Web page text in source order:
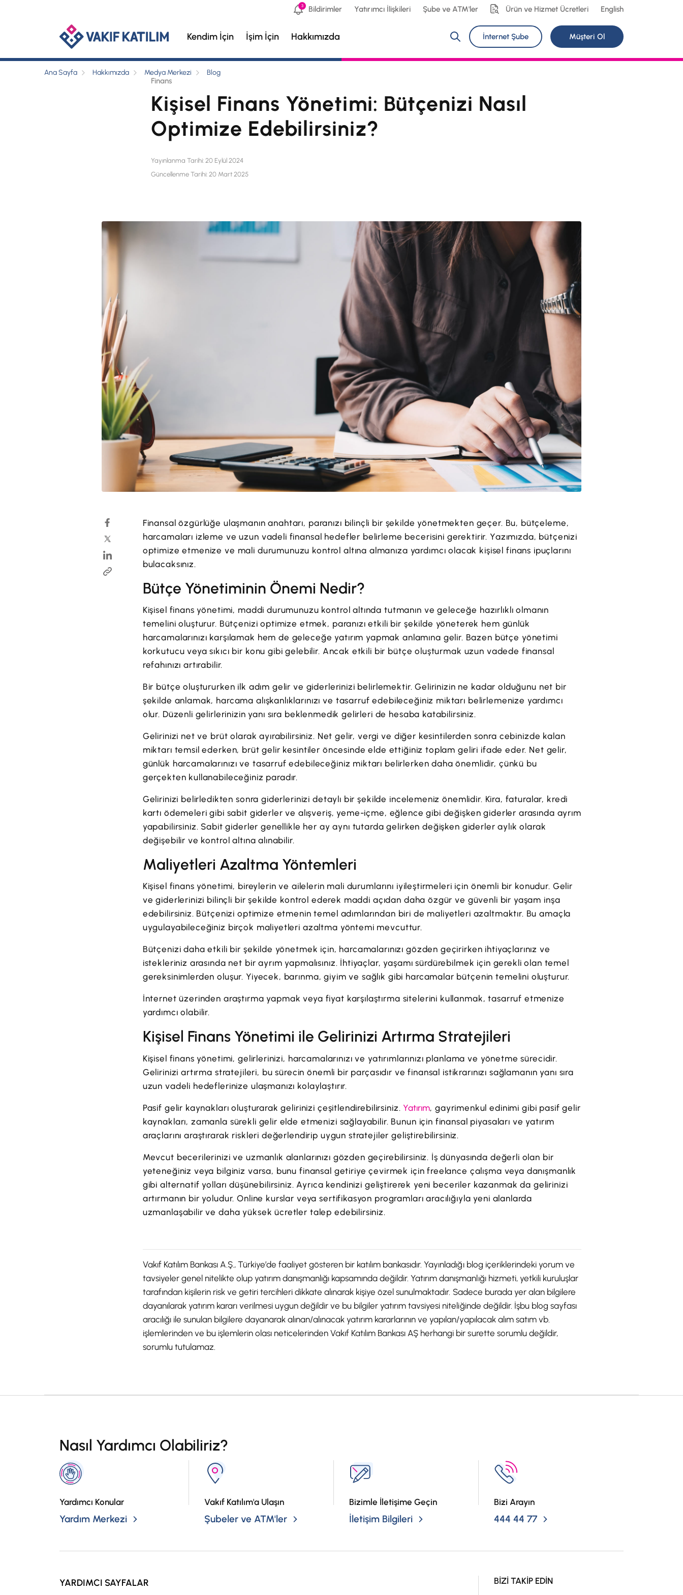
3 Bildirimler Yatırımcı İlişkileri Şube ve ATM'ler Ürün ve Hizmet Ücretleri English
Kendim İçin İşim İçin Hakkımızda İnternet Şube Müşteri Ol
Ana Sayfa Hakkımızda Medya Merkezi Blog
Finans
Kişisel Finans Yönetimi: Bütçenizi Nasıl
Optimize Edebilirsiniz?
Yayınlanma Tarihi: 20 Eylül 2024
Güncellenme Tarihi: 20 Mart 2025
Finansal özgürlüğe ulaşmanın anahtarı, paranızı bilinçli bir şekilde yönetmekten geçer. Bu, bütçeleme,
harcamaları izleme ve uzun vadeli finansal hedefler belirleme becerisini gerektirir. Yazımızda, bütçenizi
optimize etmenize ve mali durumunuzu kontrol altına almanıza yardımcı olacak kişisel finans ipuçlarını
bulacaksınız.
Bütçe Yönetiminin Önemi Nedir?
Kişisel finans yönetimi, maddi durumunuzu kontrol altında tutmanın ve geleceğe hazırlıklı olmanın
temelini oluşturur. Bütçenizi optimize etmek, paranızı etkili bir şekilde yöneterek hem günlük
harcamalarınızı karşılamak hem de geleceğe yatırım yapmak anlamına gelir. Bazen bütçe yönetimi
korkutucu veya sıkıcı bir konu gibi gelebilir. Ancak etkili bir bütçe oluşturmak uzun vadede finansal
refahınızı artırabilir.
Bir bütçe oluştururken ilk adım gelir ve giderlerinizi belirlemektir. Gelirinizin ne kadar olduğunu net bir
şekilde anlamak, harcama alışkanlıklarınızı ve tasarruf edebileceğiniz miktarı belirlemenize yardımcı
olur. Düzenli gelirlerinizin yanı sıra beklenmedik gelirleri de hesaba katabilirsiniz.
Gelirinizi net ve brüt olarak ayırabilirsiniz. Net gelir, vergi ve diğer kesintilerden sonra cebinizde kalan
miktarı temsil ederken, brüt gelir kesintiler öncesinde elde ettiğiniz toplam geliri ifade eder. Net gelir,
günlük harcamalarınızı ve tasarruf edebileceğiniz miktarı belirlerken daha önemlidir, çünkü bu
gerçekten kullanabileceğiniz paradır.
Gelirinizi belirledikten sonra giderlerinizi detaylı bir şekilde incelemeniz önemlidir. Kira, faturalar, kredi
kartı ödemeleri gibi sabit giderler ve alışveriş, yeme-içme, eğlence gibi değişken giderler arasında ayrım
yapabilirsiniz. Sabit giderler genellikle her ay aynı tutarda gelirken değişken giderler aylık olarak
değişebilir ve kontrol altına alınabilir.
Maliyetleri Azaltma Yöntemleri
Kişisel finans yönetimi, bireylerin ve ailelerin mali durumlarını iyileştirmeleri için önemli bir konudur. Gelir
ve giderlerinizi bilinçli bir şekilde kontrol ederek maddi açıdan daha özgür ve güvenli bir yaşam inşa
edebilirsiniz. Bütçenizi optimize etmenin temel adımlarından biri de maliyetleri azaltmaktır. Bu amaçla
uygulayabileceğiniz birçok maliyetleri azaltma yöntemi mevcuttur.
Bütçenizi daha etkili bir şekilde yönetmek için, harcamalarınızı gözden geçirirken ihtiyaçlarınız ve
istekleriniz arasında net bir ayrım yapmalısınız. İhtiyaçlar, yaşamı sürdürebilmek için gerekli olan temel
gereksinimlerden oluşur. Yiyecek, barınma, giyim ve sağlık gibi harcamalar bütçenin temelini oluşturur.
İnternet üzerinden araştırma yapmak veya fiyat karşılaştırma sitelerini kullanmak, tasarruf etmenize
yardımcı olabilir.
Kişisel Finans Yönetimi ile Gelirinizi Artırma Stratejileri
Kişisel finans yönetimi, gelirlerinizi, harcamalarınızı ve yatırımlarınızı planlama ve yönetme sürecidir.
Gelirinizi artırma stratejileri, bu sürecin önemli bir parçasıdır ve finansal istikrarınızı sağlamanın yanı sıra
uzun vadeli hedeflerinize ulaşmanızı kolaylaştırır.
Pasif gelir kaynakları oluşturarak gelirinizi çeşitlendirebilirsiniz.Yatırım, gayrimenkul edinimi gibi pasif gelir
kaynakları, zamanla sürekli gelir elde etmenizi sağlayabilir. Bunun için finansal piyasaları ve yatırım
araçlarını araştırarak riskleri değerlendirip uygun stratejiler geliştirebilirsiniz.
Mevcut becerilerinizi ve uzmanlık alanlarınızı gözden geçirebilirsiniz. İş dünyasında değerli olan bir
yeteneğiniz veya bilginiz varsa, bunu finansal getiriye çevirmek için freelance çalışma veya danışmanlık
gibi alternatif yolları düşünebilirsiniz. Ayrıca kendinizi geliştirerek yeni beceriler kazanmak da gelirinizi
artırmanın bir yoludur. Online kurslar veya sertifikasyon programları aracılığıyla yeni alanlarda
uzmanlaşabilir ve daha yüksek ücretler talep edebilirsiniz.
Vakıf Katılım Bankası A.Ş., Türkiye’de faaliyet gösteren bir katılım bankasıdır. Yayınladığı blog içeriklerindeki yorum ve
tavsiyeler genel nitelikte olup yatırım danışmanlığı kapsamında değildir. Yatırım danışmanlığı hizmeti, yetkili kuruluşlar
tarafından kişilerin risk ve getiri tercihleri dikkate alınarak kişiye özel sunulmaktadır. Sadece burada yer alan bilgilere
dayanılarak yatırım kararı verilmesi uygun değildir ve bu bilgiler yatırım tavsiyesi niteliğinde değildir. İşbu blog sayfası
aracılığı ile sunulan bilgilere dayanarak alınan/alınacak yatırım kararlarının ve yapılan/yapılacak alım satım vb.
işlemlerinden ve bu işlemlerin olası neticelerinden Vakıf Katılım Bankası AŞ herhangi bir surette sorumlu değildir,
sorumlu tutulamaz.
Nasıl Yardımcı Olabiliriz?
Yardımcı Konular
Yardım Merkezi
Vakıf Katılım'a Ulaşın
Şubeler ve ATM'ler
Bizimle İletişime Geçin
İletişim Bilgileri
Bizi Arayın
444 44 77
YARDIMCI SAYFALAR BİZİ TAKİP EDİN